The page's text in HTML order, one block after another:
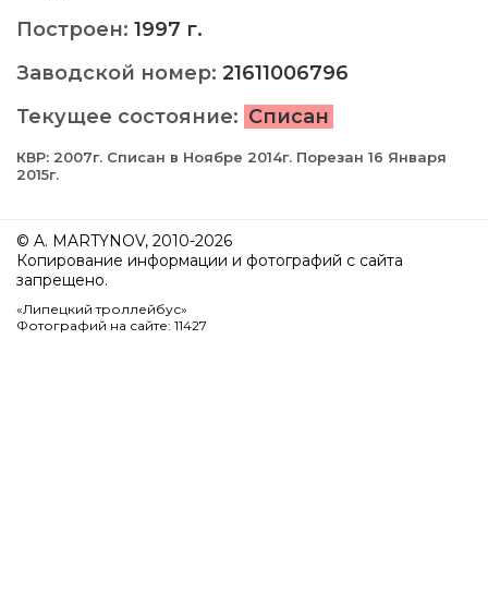
Построен: 1997 г.
Заводской номер: 21611006796
Текущее состояние: Списан
КВР: 2007г. Списан в Ноябре 2014г. Порезан 16 Января
2015г.
© A. MARTYNOV, 2010-2026
Копирование информации и фотографий с сайта
запрещено.
«Липецкий троллейбус»
Фотографий на сайте: 11427